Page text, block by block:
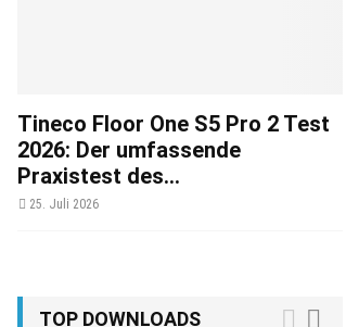
Tineco Floor One S5 Pro 2 Test
2026: Der umfassende
Praxistest des...
25. Juli 2026
TOP DOWNLOADS